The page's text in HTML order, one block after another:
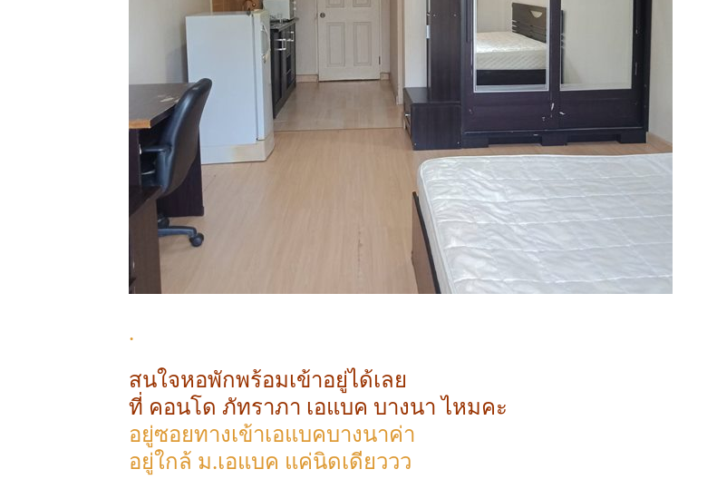
.
สนใจหอพักพร้อมเข้าอยู่ได้เลย
ที่ คอนโด ภัทราภา เอแบค บางนา ไหมคะ
อยู่ซอยทางเข้าเอแบคบางนาค่า
อยู่ใกล้ ม.เอแบค แค่นิดเดียววว